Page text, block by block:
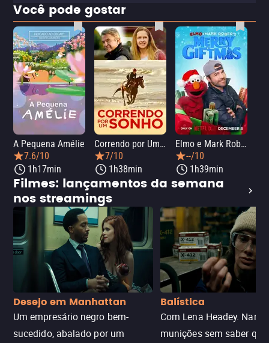
Você pode gostar
A Pequena Amélie
7.6/10
1h17min
Correndo por Um Sonho
7/10
1h38min
Elmo e Mark Rober na Oficina de Natal
--/10
1h39min
Filmes: lançamentos da semana
nos streamings
Desejo em Manhattan
Um empresário negro bem-
sucedido, abalado por um
Balística
Com Lena Headey.
munições sem saber